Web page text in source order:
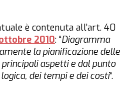
è contenuta all’art. 40
2010: “Diagramma
la pianificazione delle
aspetti e dal punto
dei tempi e dei costi“.